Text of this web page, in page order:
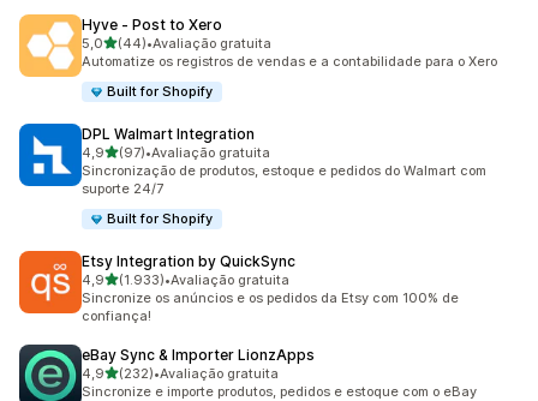
Hyve ‑ Post to Xero
5,0de 5 estrelas
(44)
44 avaliações ao todo
•Avaliação gratuita
Automatize os registros de vendas e a contabilidade para o Xero
Built for Shopify
DPL Walmart Integration
4,9de 5 estrelas
(97)
97 avaliações ao todo
•Avaliação gratuita
Sincronização de produtos, estoque e pedidos do Walmart com
suporte 24/7
Built for Shopify
Etsy Integration by QuickSync
4,9de 5 estrelas
(1.933)
1933 avaliações ao todo
•Avaliação gratuita
Sincronize os anúncios e os pedidos da Etsy com 100% de
confiança!
eBay Sync & Importer LionzApps
4,9de 5 estrelas
(232)
232 avaliações ao todo
•Avaliação gratuita
Sincronize e importe produtos, pedidos e estoque com o eBay